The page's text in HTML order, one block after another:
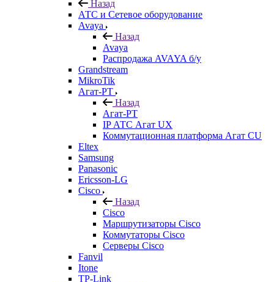
Назад
АТС и Сетевое оборудование
Avaya
Назад
Avaya
Распродажа AVAYA б/у
Grandstream
MikroTik
Агат-РТ
Назад
Агат-РТ
IP АТС Агат UX
Коммутационная платформа Агат CU
Eltex
Samsung
Panasonic
Ericsson-LG
Cisco
Назад
Cisco
Маршрутизаторы Cisco
Коммутаторы Cisco
Серверы Cisco
Fanvil
Itone
TP-Link